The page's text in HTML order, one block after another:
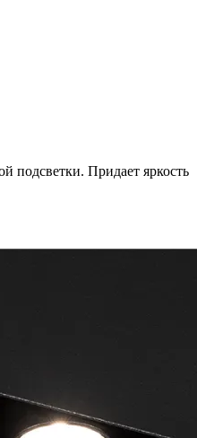
подсветки. Придает яркость